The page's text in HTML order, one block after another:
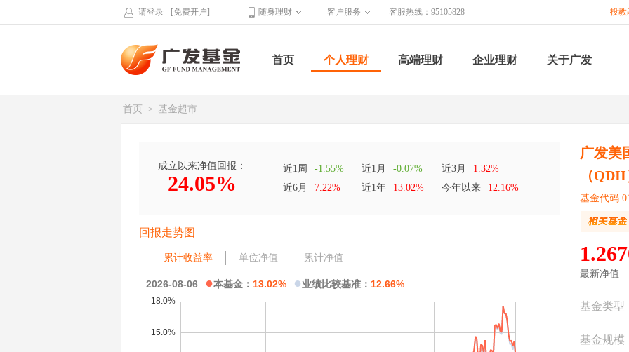
请登录 [免费开户] 随身理财 客户服务 客服热线：95105828 投教
首页 个人理财 高端理财 企业理财 关于广发
首页 > 基金超市
成立以来净值回报：
24.05%
近1周 -1.55% 近1月 -0.07% 近3月
1.32%
近6月
7.22% 近1年 13.02% 今年以来 12.16%
回报走势图
累计收益率 单位净值 累计净值
2026-08-06 ●本基金： 13.02% ●业绩比较基准： 12.66%
广发美
（
基金代码
最新净值
基金类型
基金规模